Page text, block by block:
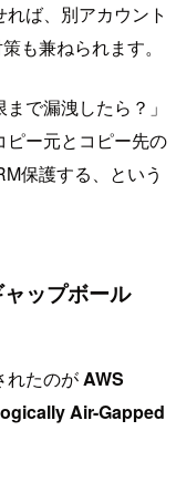
ば、別アカウント
も兼ねられます。
で漏洩したら？」
ー元とコピー先の
保護する、という
ップボール
れたのがAWS
Air-Gapped